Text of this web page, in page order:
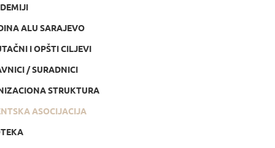
ALU SARAJEVO
I OPŠTI CILJEVI
/ SURADNICI
STRUKTURA
ASOCIJACIJA